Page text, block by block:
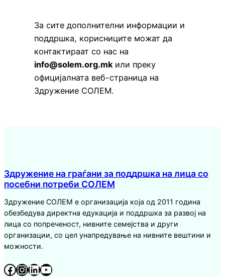
За сите дополнителни информации и
поддршка, корисниците можат да
контактираат со нас на
info@solem.org.mkили преку
официјалната веб-страница на
Здружение СОЛЕМ.
Здружение на граѓани за поддршка на лица со
посебни потреби СОЛЕМ
Здружение СОЛЕМ е организација која од 2011 година
обезбедува директна едукација и поддршка за развој на
лица со попреченост, нивните семејства и други
организации, со цел унапредување на нивните вештини и
можности.
Facebook InstagramLinkedIn YouTube